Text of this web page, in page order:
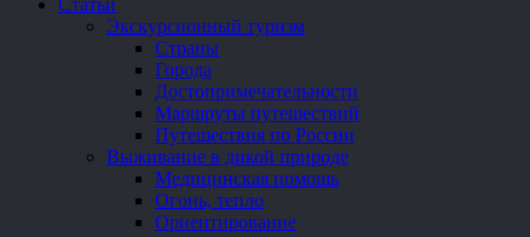
Статьи
Экскурсионный туризм
Страны
Города
Достопримечательности
Маршруты путешествий
Путешествия по России
Выживание в дикой природе
Медицинская помощь
Огонь, тепло
Ориентирование